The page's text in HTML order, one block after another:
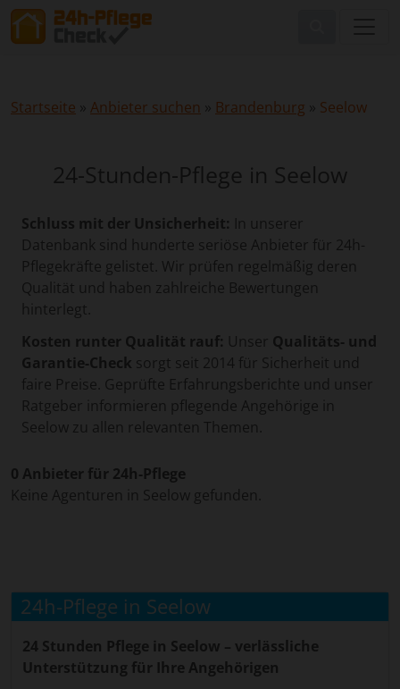
Startseite » Anbieter suchen » Brandenburg » Seelow
24-Stunden-Pflege in Seelow
Schluss mit der Unsicherheit: In unserer
Datenbank sind hunderte seriöse Anbieter für 24h-
Pflegekräfte gelistet. Wir prüfen regelmäßig deren
Qualität und haben zahlreiche Bewertungen
hinterlegt.
Kosten runter Qualität rauf: Unser Qualitäts- und
Garantie-Check sorgt seit 2014 für Sicherheit und
faire Preise. Geprüfte Erfahrungsberichte und unser
Ratgeber informieren pflegende Angehörige in
Seelow zu allen relevanten Themen.
0 Anbieter für 24h-Pflege
Keine Agenturen in Seelow gefunden.
24h-Pflege in Seelow
24 Stunden Pflege in Seelow – verlässliche
Unterstützung für Ihre Angehörigen